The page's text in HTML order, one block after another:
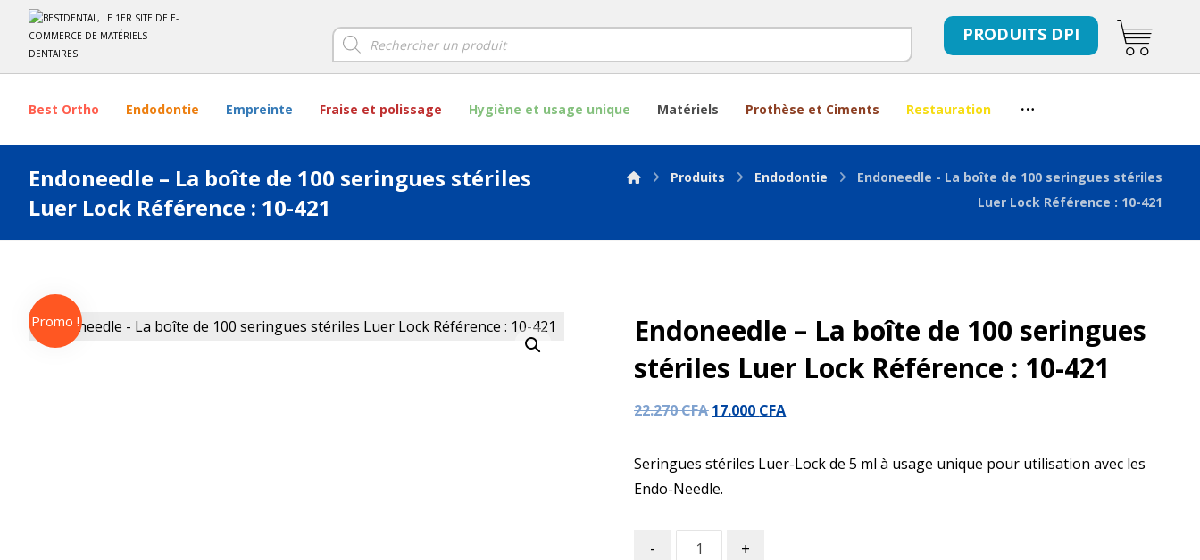
PRODUITS DPI
Best Ortho Endodontie Empreinte Fraise et polissage Hygiène et usage unique Matériels Prothèse et Ciments Restauration
Endoneedle – La boîte de 100 seringues stériles
Luer Lock Référence : 10-421
Produits Endodontie
Endoneedle - La boîte de 100 seringues stériles
Luer Lock Référence : 10-421
Promo !
Endoneedle – La boîte de 100 seringues
stériles Luer Lock Référence : 10-421
22.270CFA 17.000 CFA
Seringues stériles Luer-Lock de 5 ml à usage unique pour utilisation avec les
Endo-Needle.
- +